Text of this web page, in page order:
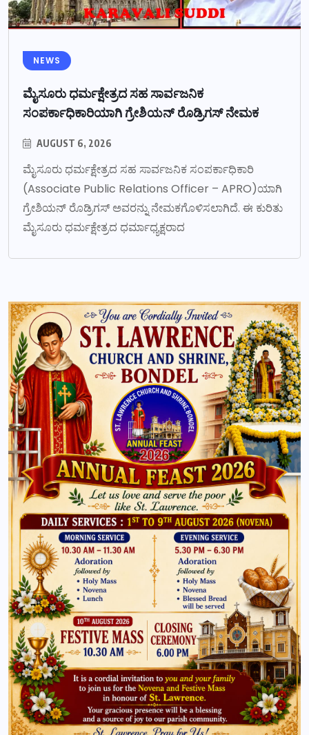
NEWS
ಮೈಸೂರು ಧರ್ಮಕ್ಷೇತ್ರದ ಸಹ ಸಾರ್ವಜನಿಕ
ಸಂಪರ್ಕಾಧಿಕಾರಿಯಾಗಿ ಗ್ರೇಶಿಯನ್ ರೊಡ್ರಿಗಸ್ ನೇಮಕ
AUGUST 6, 2026
ಮೈಸೂರು ಧರ್ಮಕ್ಷೇತ್ರದ ಸಹ ಸಾರ್ವಜನಿಕ ಸಂಪರ್ಕಾಧಿಕಾರಿ
(Associate Public Relations Officer – APRO)ಯಾಗಿ
ಗ್ರೇಶಿಯನ್ ರೊಡ್ರಿಗಸ್ ಅವರನ್ನು ನೇಮಕಗೊಳಿಸಲಾಗಿದೆ. ಈ ಕುರಿತು
ಮೈಸೂರು ಧರ್ಮಕ್ಷೇತ್ರದ ಧರ್ಮಾಧ್ಯಕ್ಷರಾದ